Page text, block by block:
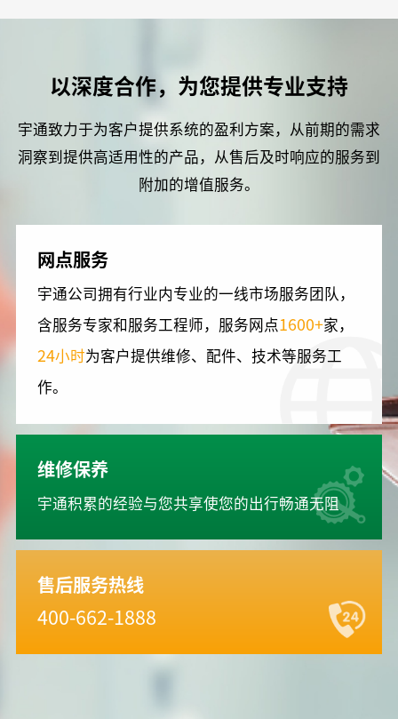
以深度合作，为您提供专业支持
宇通致力于为客户提供系统的盈利方案，从前期的需求
洞察到提供高适用性的产品，从售后及时响应的服务到
附加的增值服务。
网点服务
宇通公司拥有行业内专业的一线市场服务团队，
含服务专家和服务工程师，服务网点1600+家，
24小时为客户提供维修、配件、技术等服务工
作。
维修保养
宇通积累的经验与您共享使您的出行畅通无阻
售后服务热线
400-662-1888